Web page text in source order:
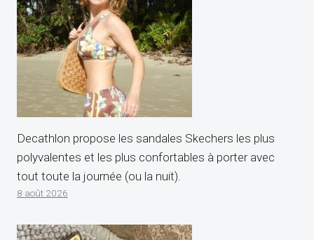
Decathlon propose les sandales Skechers les plus
polyvalentes et les plus confortables à porter avec
tout toute la journée (ou la nuit).
8 août 2026